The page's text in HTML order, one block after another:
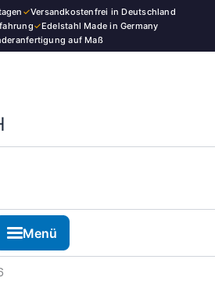
✓Versandkostenfrei in Deutschland
✓Edelstahl Made in Germany
auf Maß
Menü